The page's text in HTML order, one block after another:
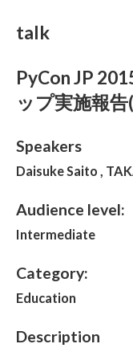
talk
PyCon JP
ップ実施報告
Speakers
Daisuke Saito ,
Audience level:
Intermediate
Category:
Education
Description